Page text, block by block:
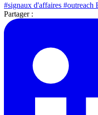
#signaux d'affaires #outreach
Partager :